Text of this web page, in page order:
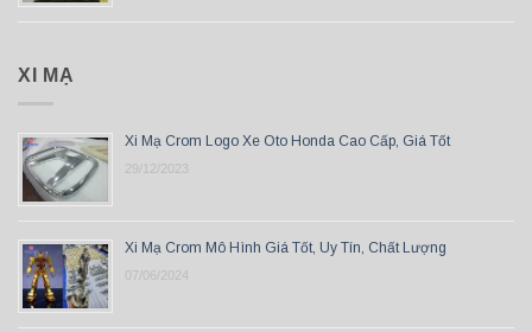
XI MẠ
Xi Mạ Crom Logo Xe Oto Honda Cao Cấp, Giá Tốt
29/12/2023
Xi Mạ Crom Mô Hình Giá Tốt, Uy Tín, Chất Lượng
07/06/2024